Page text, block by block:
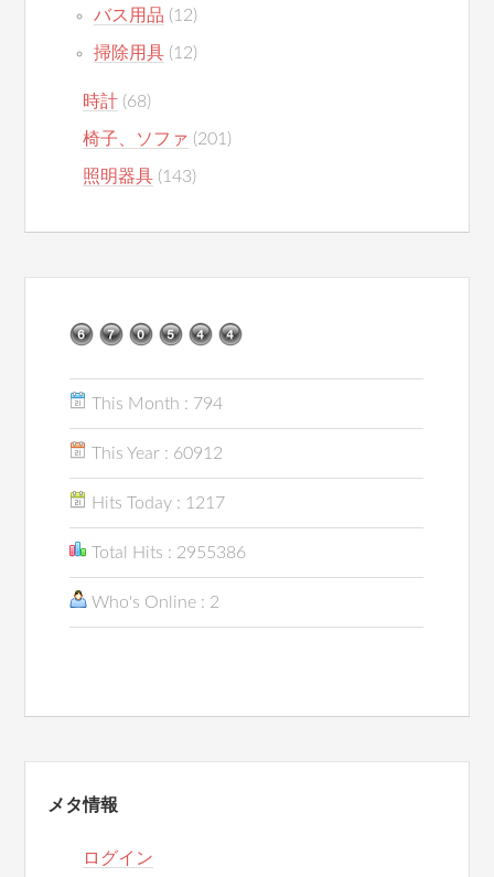
バス用品 (12)
掃除用具 (12)
時計 (68)
椅子、ソファ (201)
照明器具 (143)
This Month : 794
This Year : 60912
Hits Today : 1217
Total Hits : 2955386
Who's Online : 2
メタ情報
ログイン